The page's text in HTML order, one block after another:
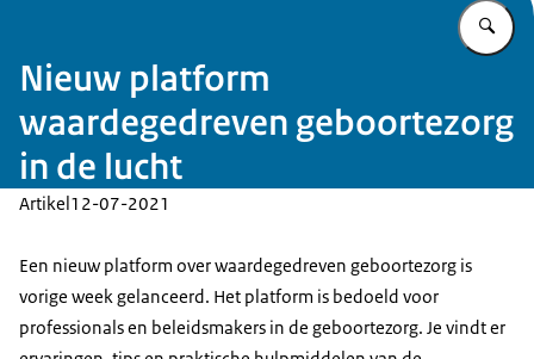
Nieuw platform
waardegedreven geboortezorg
in de lucht
Artikel12-07-2021
Een nieuw platform over waardegedreven geboortezorg is
vorige week gelanceerd. Het platform is bedoeld voor
professionals en beleidsmakers in de geboortezorg. Je vindt er